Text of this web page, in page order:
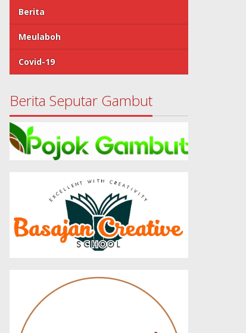
Berita
Meulaboh
Covid-19
Berita Seputar Gambut